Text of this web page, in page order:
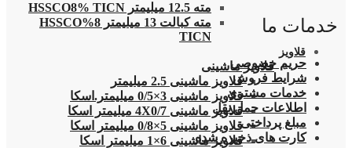
مته 12.5 میلیمتر HSSCO8% TICN
مته کبالت 13 میلیمتر 8%HSSCO
TICN
قلاویز
قلاویز ماشینی
قلاویز ماشینی 2.5 میلیمتر
قلاویز ماشینی 3×0/5 میلیمتر.اسکا
قلاویز ماشینی 4X0/7 میلیمتر اسکا
قلاویز ماشینی 5×0/8 میلیمتر اسکا
قلاویز ماشینی 6×1 میلیمتر اسکا
خدمات ما
حریم خصوصی
شرایط فروش
خدمات مشتری
اطلاعات حمل نقل
مبلغ پرداختی
کارت های ذخیره شده